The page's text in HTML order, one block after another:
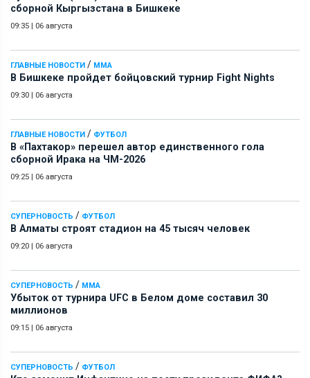
сборной Кыргызстана в Бишкеке
09:35 | 06 августа
ГЛАВНЫЕ НОВОСТИ / ММА
В Бишкеке пройдет бойцовский турнир Fight Nights
09:30 | 06 августа
ГЛАВНЫЕ НОВОСТИ / ФУТБОЛ
В «Пахтакор» перешел автор единственного гола
сборной Ирака на ЧМ-2026
09:25 | 06 августа
СУПЕРНОВОСТЬ / ФУТБОЛ
В Алматы строят стадион на 45 тысяч человек
09:20 | 06 августа
СУПЕРНОВОСТЬ / ММА
Убыток от турнира UFC в Белом доме составил 30
миллионов
09:15 | 06 августа
СУПЕРНОВОСТЬ / ФУТБОЛ